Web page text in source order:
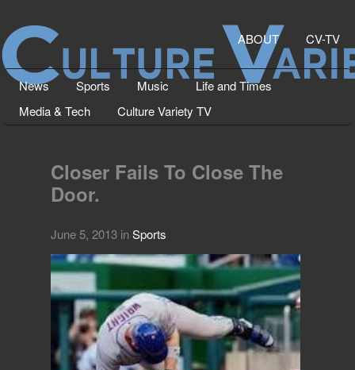
ABOUT CV-TV
News Sports Music
Life and Times
Media & Tech
Culture Variety TV
Closer Fails To Close The
Door.
June 5, 2013 inSports